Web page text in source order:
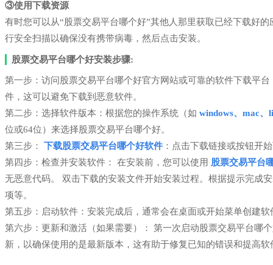
③使用下载资源
有时您可以从“股票交易平台哪个好”其他人那里获取已经下载好
行安全扫描以确保没有携带病毒，然后点击安装。
股票交易平台哪个好安装步骤:
第一步：访问股票交易平台哪个好官方网站或可靠的软件下载平
件，这可以避免下载到恶意软件。
第二步：选择软件版本：根据您的操作系统（如 windows、mac、
位或64位）来选择股票交易平台哪个好。
第三步： 下载股票交易平台哪个好软件 ：点击下载链接或按钮开
第四步：检查并安装软件： 在安装前，您可以使用 股票交易平台
无恶意代码。 双击下载的安装文件开始安装过程。根据提示完成
项等。
第五步：启动软件：安装完成后，通常会在桌面或开始菜单创建
第六步：更新和激活（如果需要）： 第一次启动股票交易平台哪
新，以确保使用的是最新版本，这有助于修复已知的错误和提高软